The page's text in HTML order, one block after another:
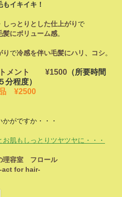
もイキイキ！
しっとりとした仕上がり で
髪にボリューム感。
り で冷感を伴い毛髪にハリ、コシ。
トメント ¥1500（所要時間
分程度）
¥2500
かがですか・・・
肌もしっとりツヤツヤに・・・
理容室 フロール
act for hair-